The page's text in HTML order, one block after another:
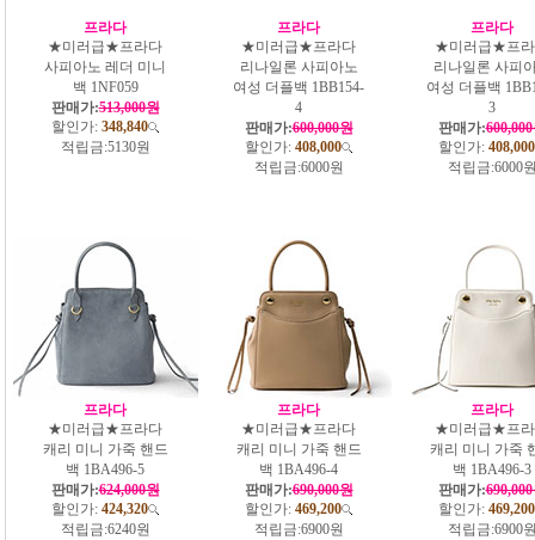
프라다
★미러급★프라다
사피아노 레더 미니
백 1NF059
판매가:513,000원
할인가: 348,840
적립금:5130원
프라다
★미러급★프라다
리나일론 사피아노
여성 더플백 1BB154-
4
판매가:600,000원
할인가: 408,000
적립금:6000원
프라다
★미러급★프
리나일론 사피
여성 더플백
3
판매가:
할인가: 408,000
적립금:6000
프라다
★미러급★프라다
캐리 미니 가죽 핸드
백 1BA496-5
판매가:624,000원
할인가: 424,320
적립금:6240원
프라다
★미러급★프라다
캐리 미니 가죽 핸드
백 1BA496-4
판매가:690,000원
할인가: 469,200
적립금:6900원
프라다
★미러급★프
캐리 미니 가죽
백 1BA496-3
판매가:
할인가: 469,200
적립금:6900